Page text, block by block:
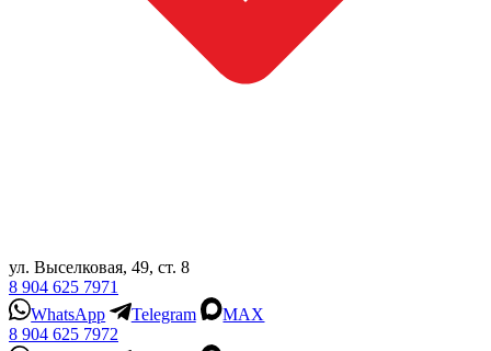
ул. Выселковая, 49, ст. 8
8 904 625 7971
WhatsApp
Telegram
MAX
8 904 625 7972